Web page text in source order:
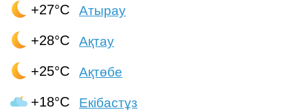
+27°C
Атырау
+28°C
Ақтау
+25°C
Ақтөбе
+18°C
Екібастұз